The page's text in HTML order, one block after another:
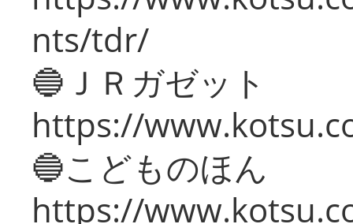
nts/tdr/
🔵ＪＲガゼット
https://
🔵こどものほん
https://